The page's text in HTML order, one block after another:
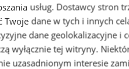
usług. Dostawcy stron
Twoje dane w tych i innych
dane geolokalizacyjne i
wyłącznie tej witryny.
uzasadnionym interesie